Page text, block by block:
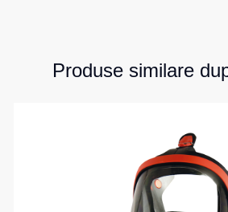
Produse similare